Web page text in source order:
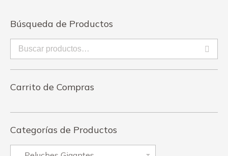
Búsqueda de Productos
Carrito de Compras
Categorías de Productos